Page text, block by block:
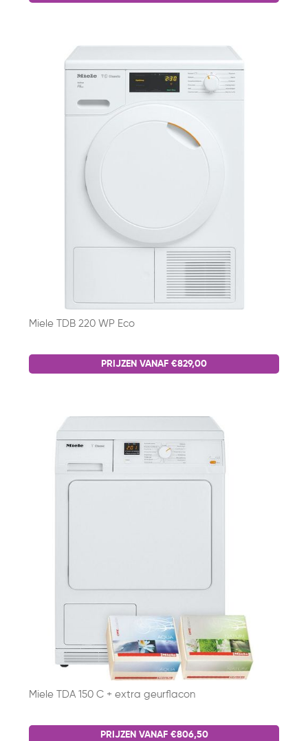
Miele TDB 220 WP Eco
PRIJZEN VANAF €829,00
Miele TDA 150 C + extra geurflacon
PRIJZEN VANAF €806,50